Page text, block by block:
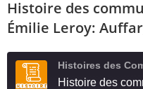
RSS FEED
SHARE
EMBED
Histoire des
Émilie Leroy:
Histoires des